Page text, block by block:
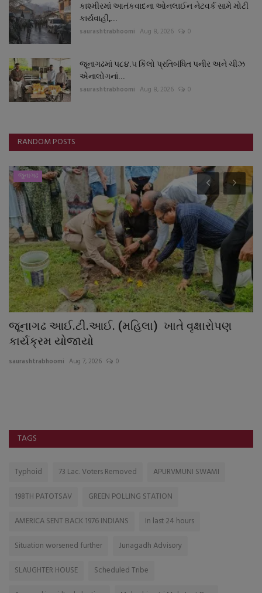
કાશ્મીરમાં આતંકવાદના ઓનલાઈન નેટવર્ક સામે મોટી
કાર્યવાહી,...
saurashtrabhoomi Aug 8, 2026 0
જૂનાગઢમાં ૫૮૪.૫ કિલો પ્રતિબંધિત પનીર અને ચીઝ
એનાલોગનાં...
saurashtrabhoomi Aug 8, 2026 0
RANDOM POSTS
જુનાગઢ
જૂનાગઢ આઈ.ટી.આઈ. (મહિલા) ખાતે વૃક્ષારોપણ
કાર્યક્રમ યોજાયો
saurashtrabhoomi Aug 7, 2026 0
TAGS
Typhoid 73 Lac. Voters Removed
APURVMUNI SWAMI
198TH PATOTSAV
GREEN POLLING STATION
AMERICA SENT BACK 1976 INDIANS
In last 24 hours
Situation worsened further
Junagadh Advisory
SLAUGHTER HOUSE
Scheduled Tribe